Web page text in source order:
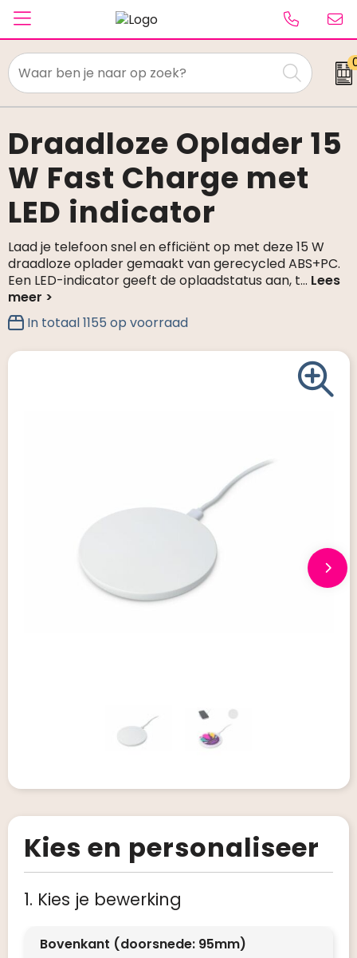
Textiel
Paraplu's
Caps & Beanies
Tassen
Drinkwaren
Schrijfwaren
Elektronica & gadgets
Kantoorartikelen
Draadloze Oplader 15
W Fast Charge met
LED indicator
Laad je telefoon snel en efficiënt op met deze 15 W
draadloze oplader gemaakt van gerecycled ABS+PC.
Een LED-indicator geeft de oplaadstatus aan, t...
In totaal1155 op voorraad
Kies en personaliseer
1. Kies je bewerking
Bovenkant (doorsnede: 95mm)